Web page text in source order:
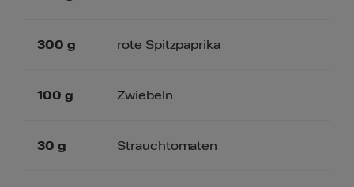
300 g
100 g
30 g
rote Spitzpaprika
Zwiebeln
Strauchtomaten